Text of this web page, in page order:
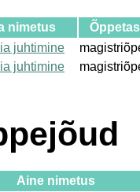
nimetus
juhtimine
juhtimine
Aine nimetus